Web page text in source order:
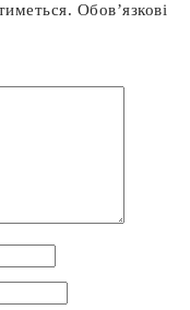
Обов’язкові